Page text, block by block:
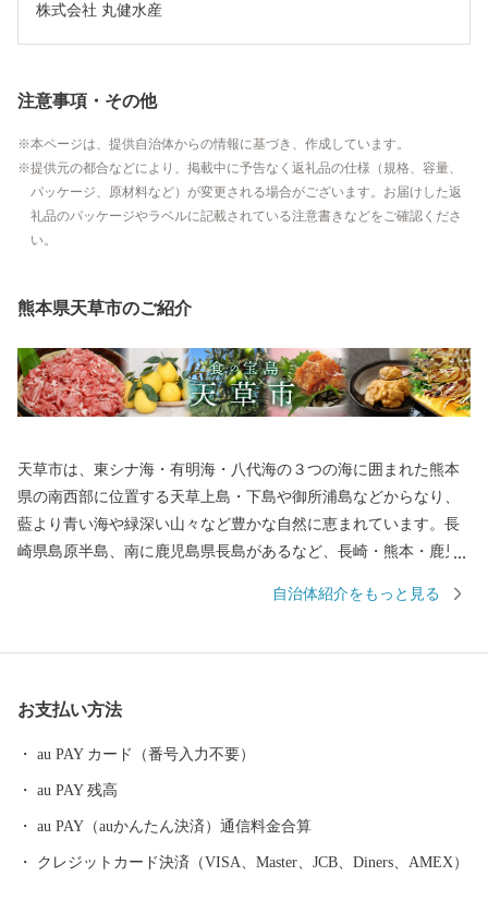
株式会社 丸健水産
注意事項・その他
本ページは、提供自治体からの情報に基づき、作成しています。
提供元の都合などにより、掲載中に予告なく返礼品の仕様（規格、容量、
パッケージ、原材料など）が変更される場合がございます。お届けした返
礼品のパッケージやラベルに記載されている注意書きなどをご確認くださ
い。
熊本県天草市のご紹介
天草市は、東シナ海・有明海・八代海の３つの海に囲まれた熊本
県の南西部に位置する天草上島・下島や御所浦島などからなり、
藍より青い海や緑深い山々など豊かな自然に恵まれています。長
崎県島原半島、南に鹿児島県長島があるなど、長崎・熊本・鹿児
域間交流などあらゆる分野において、さらなる発展が期待される
自治体紹介をもっと見る
お支払い方法
au PAY カード（番号入力不要）
au PAY 残高
au PAY（auかんたん決済）通信料金合算
クレジットカード決済（VISA、Master、JCB、Diners、AMEX）